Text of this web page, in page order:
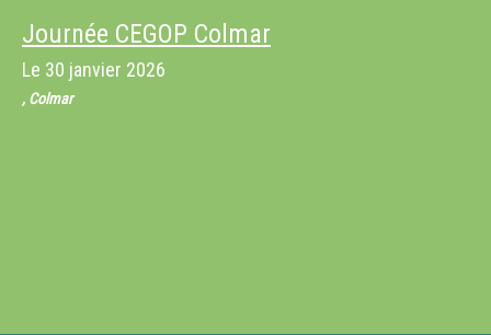
Journée CEGOP Colmar
Le 30 janvier 2026
, Colmar